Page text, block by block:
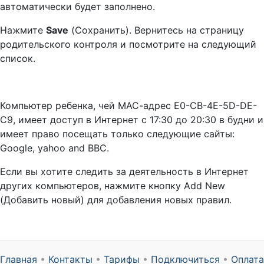
автоматически будет заполнено.
Нажмите Save (Сохранить). Вернитесь на страницу
родительского контроля и посмотрите на следующий
список.
Компьютер ребенка, чей МАС-адрес E0-CB-4E-5D-DE-
C9, имеет доступ в Интернет с 17:30 до 20:30 в будни и
имеет право посещать только следующие сайты:
Google, yahoo and BBC.
Если вы хотите следить за деятельность в Интернет
других компьютеров, нажмите кнопку Add New
(Добавить новый) для добавления новых правил.
Главная • Контакты • Тарифы • Подключиться • Оплата